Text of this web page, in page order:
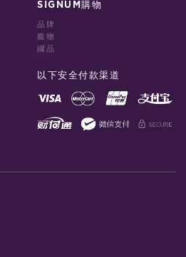
SIGNUM購物
品牌
龐物
綴品
以下安全付款渠道